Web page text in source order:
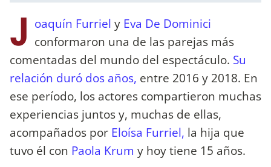
J oaquín Furriel y Eva De Dominici
conformaron una de las parejas más
comentadas del mundo del espectáculo. Su
relación duró dos años, entre 2016 y 2018. En
ese período, los actores compartieron muchas
experiencias juntos y, muchas de ellas,
acompañados por Eloísa Furriel, la hija que
tuvo él con Paola Krum y hoy tiene 15 años.